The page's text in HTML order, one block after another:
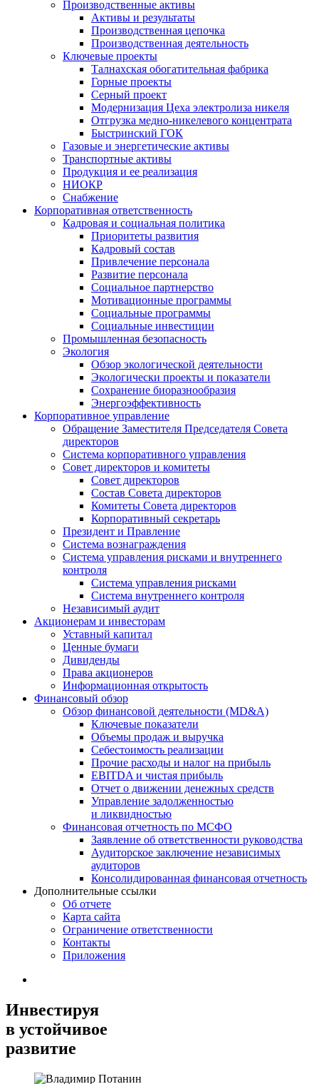
Производственные активы
Активы и результаты
Производственная цепочка
Производственная деятельность
Ключевые проекты
Талнахская обогатительная фабрика
Горные проекты
Серный проект
Модернизация Цеха электролиза никеля
Отгрузка медно-никелевого концентрата
Быстринский ГОК
Газовые и энергетические активы
Транспортные активы
Продукция и ее реализация
НИОКР
Снабжение
Корпоративная ответственность
Кадровая и социальная политика
Приоритеты развития
Кадровый состав
Привлечение персонала
Развитие персонала
Социальное партнерство
Мотивационные программы
Социальные программы
Социальные инвестиции
Промышленная безопасность
Экология
Обзор экологической деятельности
Экологически проекты и показатели
Сохранение биоразнообразия
Энергоэффективность
Корпоративное управление
Обращение Заместителя Председателя Совета
директоров
Система корпоративного управления
Совет директоров и комитеты
Совет директоров
Состав Совета директоров
Комитеты Совета директоров
Корпоративный секретарь
Президент и Правление
Система вознаграждения
Система управления рисками и внутреннего
контроля
Система управления рисками
Система внутреннего контроля
Независимый аудит
Акционерам и инвесторам
Уставный капитал
Ценные бумаги
Дивиденды
Права акционеров
Информационная открытость
Финансовый обзор
Обзор финансовой деятельности (MD&A)
Ключевые показатели
Объемы продаж и выручка
Себестоимость реализации
Прочие расходы и налог на прибыль
EBITDA и чистая прибыль
Отчет о движении денежных средств
Управление задолженностью
и ликвидностью
Финансовая отчетность по МСФО
Заявление об ответственности руководства
Аудиторское заключение независимых
аудиторов
Консолидированная финансовая отчетность
Дополнительные ссылки
Об отчете
Карта сайта
Ограничение ответственности
Контакты
Приложения
Инвестируя
в устойчивое
развитие